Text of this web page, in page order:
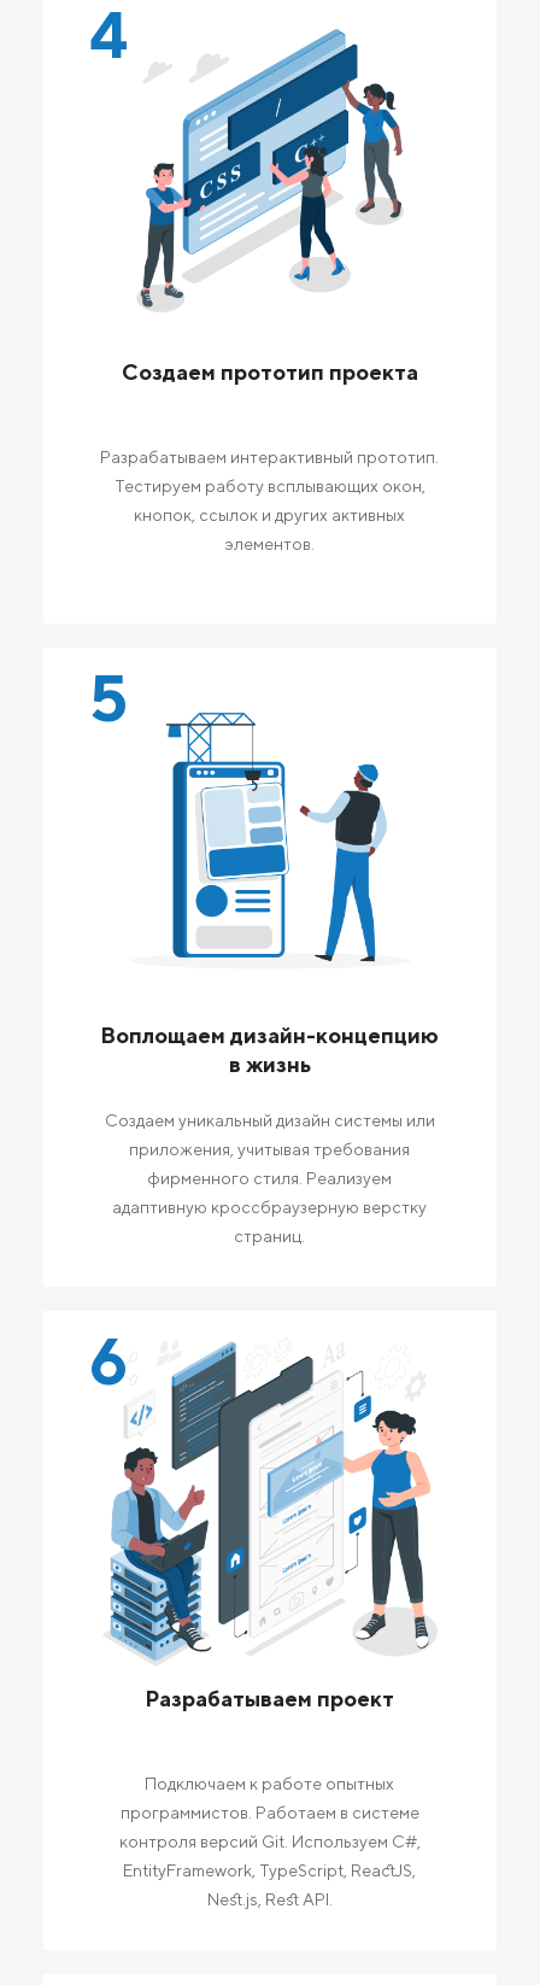
4
Создаем прототип проекта
Разрабатываем интерактивный прототип.
Тестируем работу всплывающих окон,
кнопок, ссылок и других активных
элементов.
5
Воплощаем дизайн-концепцию
в жизнь
Создаем уникальный дизайн системы или
приложения, учитывая требования
фирменного стиля. Реализуем
адаптивную кроссбраузерную верстку
страниц.
6
Разрабатываем проект
Подключаем к работе опытных
программистов. Работаем в системе
контроля версий Git. Используем C#,
EntityFramework, TypeScript, ReactJS,
Nest.js, Rest API.